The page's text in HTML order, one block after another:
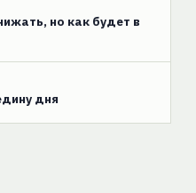
но как будет в
дня